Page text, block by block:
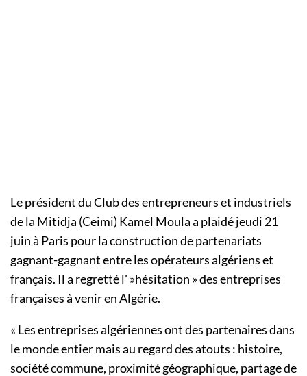
Le président du Club des entrepreneurs et industriels
de la Mitidja (Ceimi) Kamel Moula a plaidé jeudi 21
juin à Paris pour la construction de partenariats
gagnant-gagnant entre les opérateurs algériens et
français. Il a regretté l' »hésitation » des entreprises
françaises à venir en Algérie.
« Les entreprises algériennes ont des partenaires dans
le monde entier mais au regard des atouts : histoire,
société commune, proximité géographique, partage de